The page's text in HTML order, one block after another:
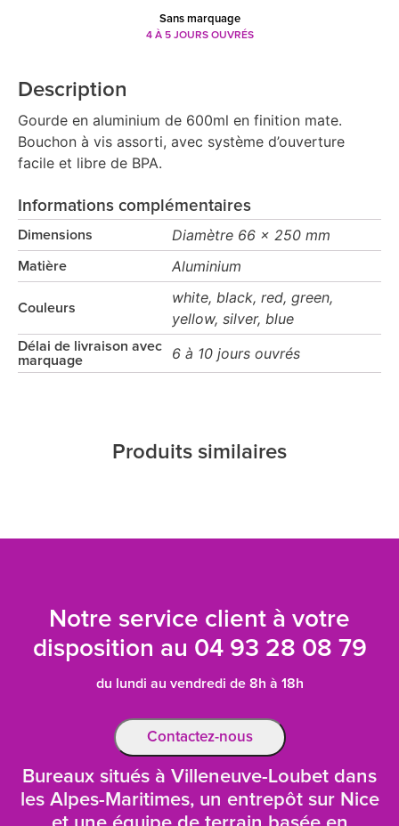
Sans marquage
4 À 5 JOURS OUVRÉS
Description
Gourde en aluminium de 600ml en finition mate.
Bouchon à vis assorti, avec système d’ouverture
facile et libre de BPA.
Informations complémentaires
Dimensions Diamètre 66 x 250 mm
Matière Aluminium
Couleurs
white, black, red, green,
yellow, silver, blue
Délai de livraison avec
marquage
6 à 10 jours ouvrés
Produits similaires
Notre service client à votre
disposition au 04 93 28 08 79
du lundi au vendredi de 8h à 18h
Contactez-nous
Bureaux situés à Villeneuve-Loubet dans
les Alpes-Maritimes, un entrepôt sur Nice